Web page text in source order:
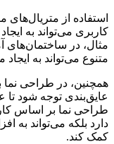
استفاده از
کاربری می‌تواند به
مثال، در ساختمان‌های
متنوع می‌تواند به
همچنین، در طراحی نما
عایق‌بندی توجه شود تا
طراحی نما بر اساس
دارد بلکه می‌تواند به
کمک کند.